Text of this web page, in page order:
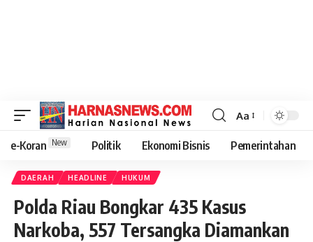
Aa
e-Koran New Politik Ekonomi Bisnis Pemerintahan
DAERAH HEADLINE HUKUM
Polda Riau Bongkar 435 Kasus
Narkoba, 557 Tersangka Diamankan